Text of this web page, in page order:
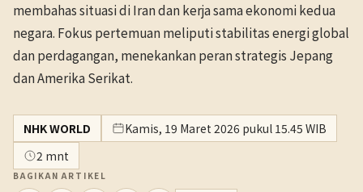
membahas situasi di Iran dan kerja sama ekonomi kedua
negara. Fokus pertemuan meliputi stabilitas energi global
dan perdagangan, menekankan peran strategis Jepang
dan Amerika Serikat.
NHK WORLD
Kamis, 19 Maret 2026 pukul 15.45 WIB
2 mnt
BAGIKAN ARTIKEL